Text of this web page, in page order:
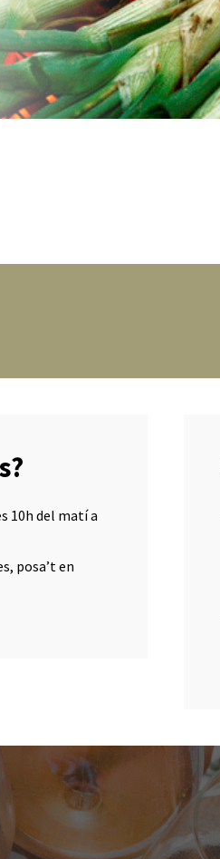
10h del matí a
posa’t en